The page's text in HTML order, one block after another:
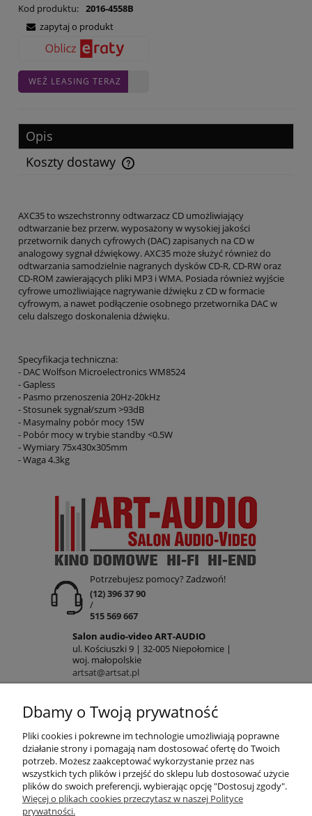
Kod produktu: 2016-4558B
zapytaj o produkt
WEŹ LEASING TERAZ
Opis
Koszty dostawy
Cena nie zawiera ewentualnych kosztów płatności
AXC35 to wszechstronny odtwarzacz CD umożliwiający
odtwarzanie bez przerw, wyposażony w wysokiej jakości
przetwornik danych cyfrowych (DAC) zapisanych na CD w
analogowy sygnał dźwiękowy. AXC35 może służyć również do
odtwarzania samodzielnie nagranych dysków CD-R, CD-RW oraz
CD-ROM zawierających pliki MP3 i WMA. Posiada również wyjście
cyfrowe umożliwiające nagrywanie dźwięku z CD w formacie
cyfrowym, a nawet podłączenie osobnego przetwornika DAC w
celu dalszego doskonalenia dźwięku.
Specyfikacja techniczna:
- DAC Wolfson Microelectronics WM8524
- Gapless
- Pasmo przenoszenia 20Hz-20kHz
- Stosunek sygnał/szum >93dB
- Masymalny pobór mocy 15W
- Pobór mocy w trybie standby <0.5W
- Wymiary 75x430x305mm
- Waga 4.3kg
Potrzebujesz pomocy? Zadzwoń!
(12) 396 37 90
/
515 569 667
Salon audio-video ART-AUDIO
ul. Kościuszki 9 | 32-005 Niepołomice |
woj. małopolskie
artsat@artsat.pl
NIP: 6782225502 | REGON: 120645712
POMOC
MOJE KONTO
Dbamy o Twoją prywatność
Pliki cookies i pokrewne im technologie umożliwiają poprawne
działanie strony i pomagają nam dostosować ofertę do Twoich
potrzeb. Możesz zaakceptować wykorzystanie przez nas
wszystkich tych plików i przejść do sklepu lub dostosować użycie
plików do swoich preferencji, wybierając opcję "Dostosuj zgody".
Więcej o plikach cookies przeczytasz w naszej Polityce
prywatności.